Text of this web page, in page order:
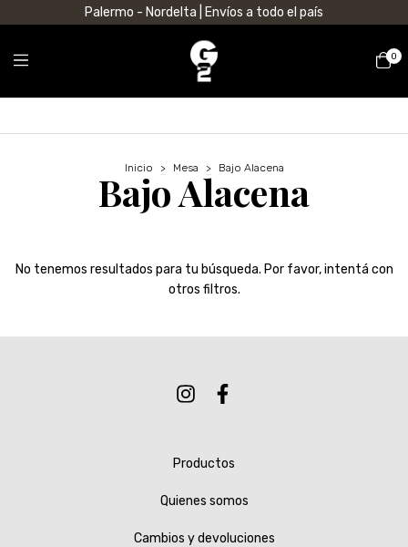
Palermo - Nordelta | Envíos a todo el país
0
Inicio > Mesa > Bajo Alacena
Bajo Alacena
No tenemos resultados para tu búsqueda. Por favor, intentá con
otros filtros.
Productos
Quienes somos
Cambios y devoluciones